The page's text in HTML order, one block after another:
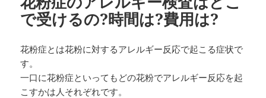
で受けるの?時間は?費用は?
花粉症とは花粉に対するアレルギー反応で起こる症状で
す。
一口に花粉症といってもどの花粉でアレルギー反応を起
こすかは人それぞれです。